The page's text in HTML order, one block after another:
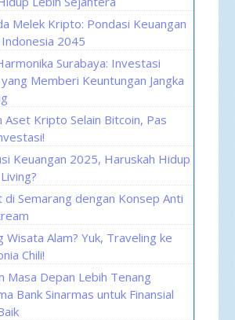
Melek Kripto: Pondasi Keuangan
2045
Surabaya: Investasi
Memberi Keuntungan Jangka
Aset Kripto Selain Bitcoin, Pas
Keuangan 2025, Haruskah Hidup
di Semarang dengan Konsep Anti
Wisata Alam? Yuk, Traveling ke
Chili!
Masa Depan Lebih Tenang
Bank Sinarmas untuk Finansial